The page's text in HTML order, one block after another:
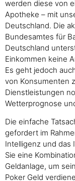
werden diese von
Apotheke – mit
Deutschland. Die
Bundesamtes für
Deutschland
Einkommen keine
Es geht jedoch
von Konsumenten
Dienstleistungen
Wetterprognose
Die einfache
gefordert im
Intelligenz und das
Sie eine
Geldanlage, um
Poker Geld